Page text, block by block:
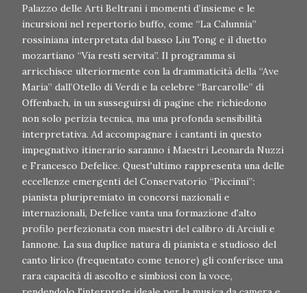
Palazzo delle Arti Beltrani i momenti d’insieme e le
incursioni nel repertorio buffo, come “La Calunnia”
rossiniana interpretata dal basso Liu Tong e il duetto
mozartiano “Via resti servita”. Il programma si
arricchisce ulteriormente con la drammaticità della “Ave
Maria” dall’Otello di Verdi e la celebre “Barcarolle” di
Offenbach, in un susseguirsi di pagine che richiedono
non solo perizia tecnica, ma una profonda sensibilità
interpretativa. Ad accompagnare i cantanti in questo
impegnativo itinerario saranno i Maestri Leonarda Nuzzi
e Francesco Defelice. Quest'ultimo rappresenta una delle
eccellenze emergenti del Conservatorio “Piccinni”:
pianista pluripremiato in concorsi nazionali e
internazionali, Defelice vanta una formazione d'alto
profilo perfezionata con maestri del calibro di Arciuli e
Iannone. La sua duplice natura di pianista e studioso del
canto lirico (frequentato come tenore) gli conferisce una
rara capacità di ascolto e simbiosi con la voce,